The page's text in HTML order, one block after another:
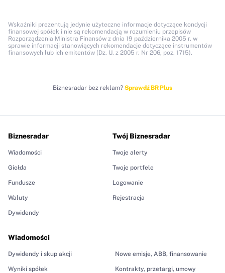
Wskaźniki prezentują jedynie użyteczne informacje dotyczące kondycji
finansowej spółek i nie są rekomendacją w rozumieniu przepisów
Rozporządzenia Ministra Finansów z dnia 19 października 2005 r. w
sprawie informacji stanowiących rekomendacje dotyczące instrumentów
finansowych lub ich emitentów (Dz. U. z 2005 r. Nr 206, poz. 1715).
Biznesradar bez reklam? Sprawdź BR Plus
Biznesradar
Wiadomości
Giełda
Fundusze
Waluty
Dywidendy
Wiadomości
Dywidendy i skup akcji
Wyniki spółek
Nowe emisje, ABB, finansowanie
Kontrakty, przetargi, umowy
Twój Biznesradar
Twoje alerty
Twoje portfele
Logowanie
Rejestracja